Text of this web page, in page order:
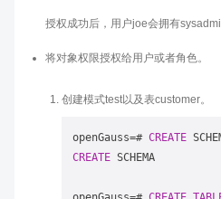
授权成功后，用户joe会拥有
将对象权限授权给用户或者角色。
创建模式test以及表customer。
openGauss=# CREATE
CREATE SCHEMA